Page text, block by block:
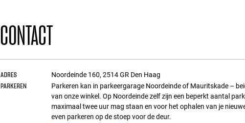
CONTACT
ADRES Noordeinde 160, 2514 GR Den Haag
PARKEREN
Parkeren kan in parkeergarage Noordeinde of Mauritskade –
van onze winkel. Op Noordeinde zelf zijn een beperkt aantal
maximaal twee uur mag staan en voor het ophalen van je
even parkeren op de stoep voor de deur.